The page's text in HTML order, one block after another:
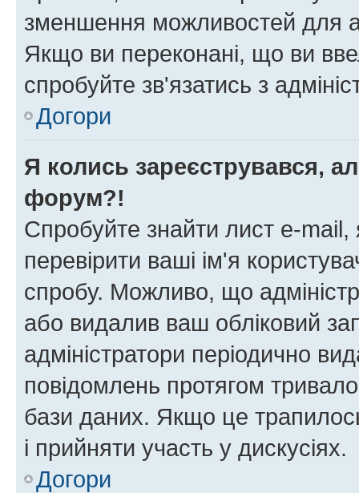
зменшення можливостей для
Якщо ви переконані, що ви
спробуйте зв'язатись з
Догори
Я колись зареєструвався,
форум?!
Спробуйте знайти лист e-mail,
перевірити ваші ім'я
спробу. Можливо, що
або видалив ваш обліковий
адміністратори періодично
повідомлень протягом
бази даних. Якщо це
і прийняти участь у дискусіях.
Догори